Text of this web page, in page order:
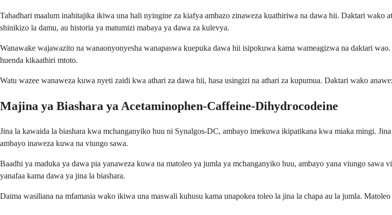
Tahadhari maalum inahitajika ikiwa una hali nyingine za kiafya ambazo zinaweza kuathiriwa na dawa hii. Daktari
shinikizo la damu, au historia ya matumizi mabaya ya dawa za kulevya.
Wanawake wajawazito na wanaonyonyesha wanapaswa kuepuka dawa hii isipokuwa kama wameagizwa na daktari
huenda kikaathiri mtoto.
Watu wazee wanaweza kuwa nyeti zaidi kwa athari za dawa hii, hasa usingizi na athari za kupumua. Daktari wako
Majina ya Biashara ya Acetaminophen-Caffeine-Dihydrocodeine
Jina la kawaida la biashara kwa mchanganyiko huu ni Synalgos-DC, ambayo imekuwa ikipatikana kwa miaka mingi.
ambayo inaweza kuwa na viungo sawa.
Baadhi ya maduka ya dawa pia yanaweza kuwa na matoleo ya jumla ya mchanganyiko huu, ambayo yana viungo
yanafaa kama dawa ya jina la biashara.
Daima wasiliana na mfamasia wako ikiwa una maswali kuhusu kama unapokea toleo la jina la chapa au la jumla.